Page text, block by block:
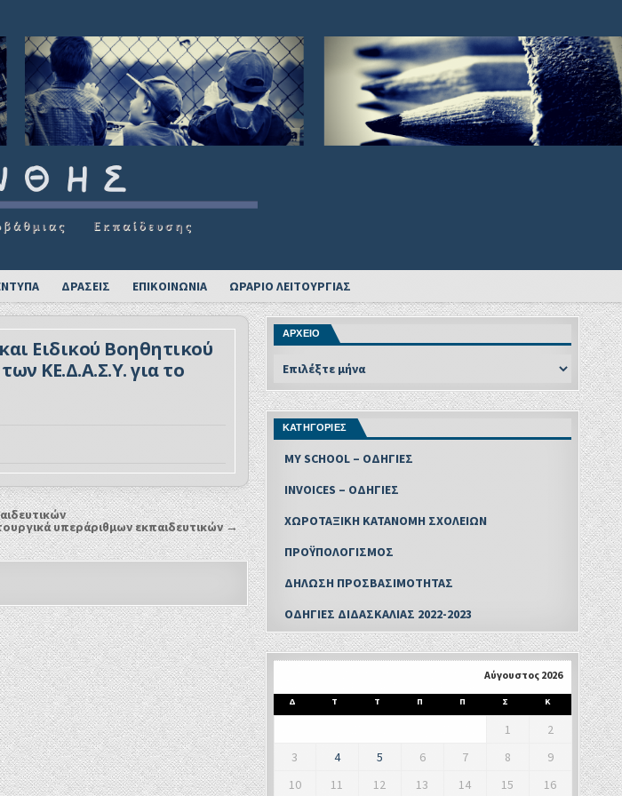
ΔΡΑΣΕΙΣ ΕΠΙΚΟΙΝΩΝΙΑ ΩΡΑΡΙΟ ΛΕΙΤΟΥΡΓΙΑΣ
Ειδικού Βοηθητικού
ΚΕ.Δ.Α.Σ.Υ. για το
υπεράριθμων εκπαιδευτικών →
ΑΡΧΕΙΟ
ΚΑΤΗΓΟΡΙΕΣ
MY SCHOOL – ΟΔΗΓΙΕΣ
INVOICES – ΟΔΗΓΙΕΣ
ΧΩΡΟΤΑΞΙΚΗ ΚΑΤΑΝΟΜΗ ΣΧΟΛΕΙΩΝ
ΠΡΟΫΠΟΛΟΓΙΣΜΟΣ
ΔΗΛΩΣΗ ΠΡΟΣΒΑΣΙΜΟΤΗΤΑΣ
ΟΔΗΓΙΕΣ ΔΙΔΑΣΚΑΛΙΑΣ 2022-2023
Αύγουστος 2026
Δ Τ Τ Π Π Σ Κ
1
2
3
4 5 6 7 8
9
10
11 12 13 14 15 16